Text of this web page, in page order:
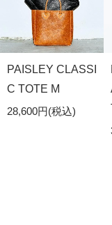
PAISLEY CLASSI
C TOTE M
28,600円(税込)